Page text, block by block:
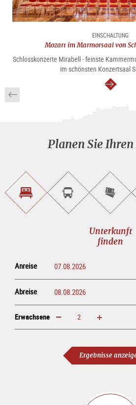
EINSCHALTUNG
Mozart im Marmorsaal von
Schlosskonzerte Mirabell - feinste
im schönsten Konzertsaal
Planen Sie Ihren
Unterkunft<br>findenSightseeing<br>Tour
buchen
Tickets
Unterkunft
finden
Anreise
Abreise
Erwachsene erhöhen verringern
Ergebnisse